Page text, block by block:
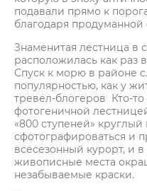
подавали прямо к
благодаря продуманной
Знаменитая лестница в
расположилась как раз
Спуск к морю в районе
популярностью, как у
тревел-блогеров Кто-то
фотогеничной
«800 ступеней»
сфотографироваться и
всесезонный курорт, и
живописные места
незабываемые краски.